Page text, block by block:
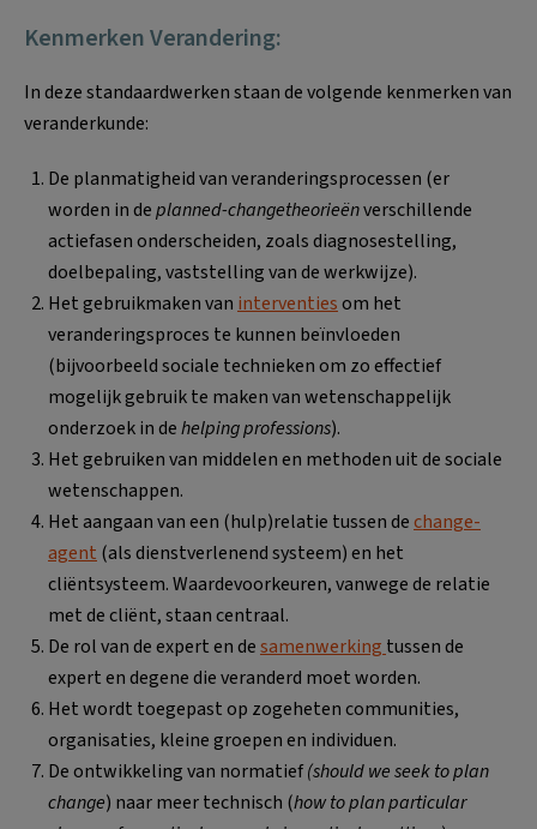
Kenmerken Verandering:
In deze standaardwerken staan de volgende kenmerken van
veranderkunde:
De planmatigheid van veranderingsprocessen (er
worden in deplanned-changetheorieënverschillende
actiefasen onderscheiden, zoals diagnosestelling,
doelbepaling, vaststelling van de werkwijze).
Het gebruikmaken van interventiesom het
veranderingsproces te kunnen beïnvloeden
(bijvoorbeeld sociale technieken om zo effectief
mogelijk gebruik te maken van wetenschappelijk
onderzoek in dehelping professions).
Het gebruiken van middelen en methoden uit de sociale
wetenschappen.
Het aangaan van een (hulp)relatie tussen dechange-
agent (als dienstverlenend systeem) en het
cliëntsysteem. Waardevoorkeuren, vanwege de relatie
met de cliënt, staan centraal.
De rol van de expert en desamenwerking tussen de
expert en degene die veranderd moet worden.
Het wordt toegepast op zogeheten communities,
organisaties, kleine groepen en individuen.
De ontwikkeling van normatief(should we seek to plan
change) naar meer technisch (how to plan particular